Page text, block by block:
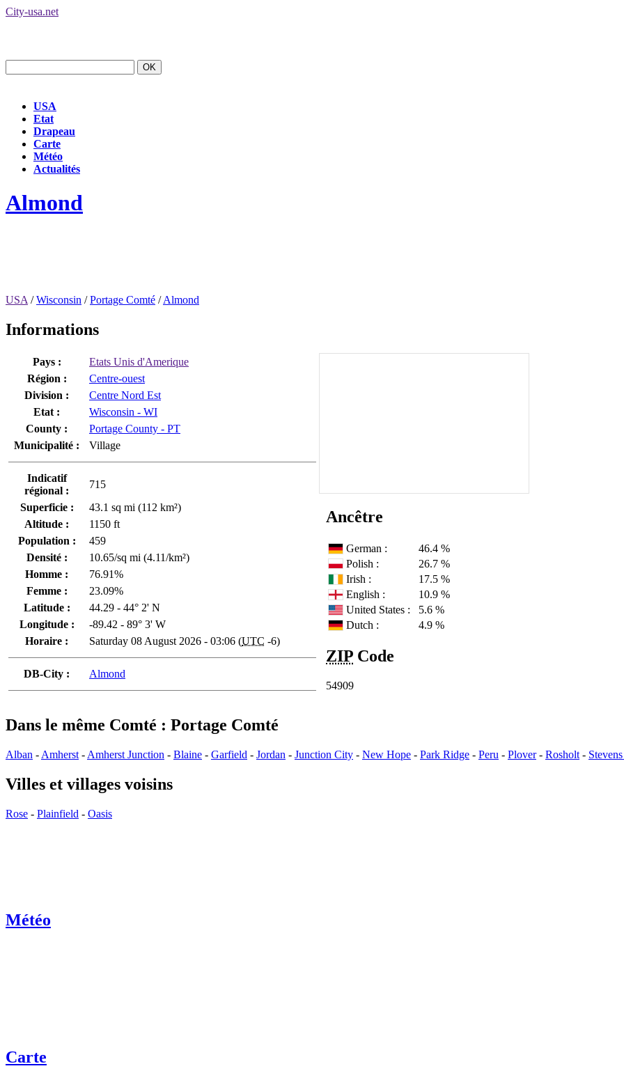
City-usa.net
USA
Etat
Drapeau
Carte
Météo
Actualités
Almond
USA /Wisconsin /Portage Comté /Almond
Informations
Pays :
Etats Unis d'Amerique
Région :
Centre-ouest
Division :
Centre Nord Est
Etat :
Wisconsin - WI
County :
Portage County - PT
Municipalité :
Village
Indicatif
régional :
715
Superficie :
43.1 sq mi (112 km²)
Altitude :
1150 ft
Population :
459
Densité :
10.65/sq mi (4.11/km²)
Homme :
76.91%
Femme :
23.09%
Latitude :
44.29 - 44° 2' N
Longitude :
-89.42 - 89° 3' W
Horaire :
Saturday 08 August 2026 - 03:06 (UTC -6)
DB-City : Almond
Ancêtre
German :
46.4 %
Polish :
26.7 %
Irish :
17.5 %
English :
10.9 %
United States :
5.6 %
Dutch :
4.9 %
ZIP Code
54909
Dans le même Comté : Portage Comté
Alban - Amherst - Amherst Junction - Blaine - Garfield - Jordan - Junction City - New Hope - Park Ridge - Peru - Plover- Rosholt -
Villes et villages voisins
Rose - Plainfield - Oasis
Météo
Carte